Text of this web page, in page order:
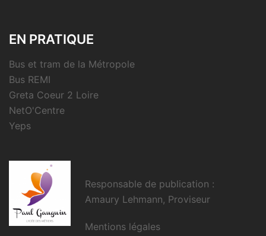
EN PRATIQUE
Bus et tram de la Métropole
Bus REMI
Greta Coeur 2 Loire
NetO'Centre
Yeps
Responsable de publication :
Amaury Lehmann, Proviseur
Mentions légales